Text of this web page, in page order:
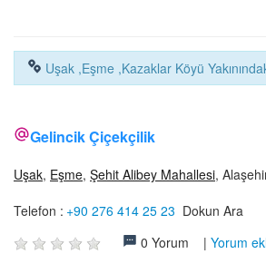
Uşak ,Eşme ,Kazaklar Köyü
Gelincik Çiçekçilik
Uşak, Eşme, Şehit Alibey Mahallesi,
Telefon : +90 276 414 25 23 Dokun Ara
0 Yorum | Yorum